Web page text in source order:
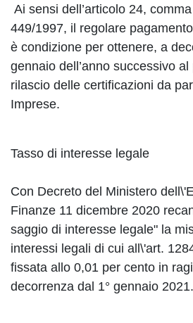
Ai sensi dell’articolo 24,
449/1997, il regolare
è condizione per ottenere, a
gennaio dell’anno successivo al
rilascio delle certificazioni da
Imprese.
Tasso di interesse legale
Con Decreto del Ministero
Finanze 11 dicembre 2020
saggio di interesse legale" la
interessi legali di cui all\'art.
fissata allo 0,01 per cento in
decorrenza dal 1° gennaio 2021.